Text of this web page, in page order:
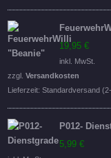
19,95 €
inkl. MwSt.
zzgl. Versandkosten
Lieferzeit: Standardversand
P012-
5,99 €